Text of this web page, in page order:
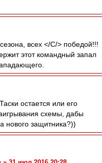
всех </С/> победой!!!
этот командный запал
остается или его
схемы, дабы
нового защитника?))